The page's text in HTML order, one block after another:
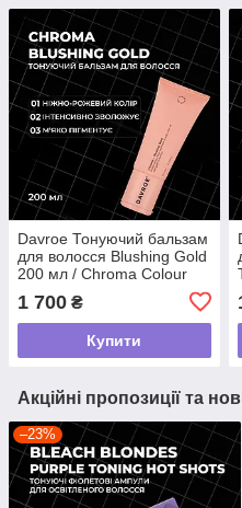
Davroe Тонуючий бальзам
для волосся Blushing Gold
200 мл / Chroma Colour
Treatments Blushing Gold ,
200ml
1 700 ₴
Купити
Акційні пропозиції та
–23%